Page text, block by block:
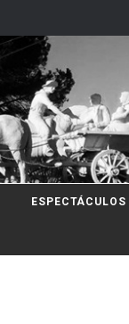
ESPECTÁCULOS